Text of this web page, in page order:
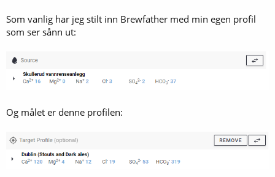
Som vanlig har jeg stilt inn Brewfather med min egen profil
som ser sånn ut:
Og målet er denne profilen: